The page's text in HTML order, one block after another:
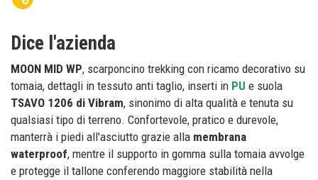
Dice l'azienda
MOON MID WP, scarponcino trekking con ricamo decorativo su
tomaia, dettagli in tessuto anti taglio, inserti in PU e suola
TSAVO 1206 di Vibram, sinonimo di alta qualità e tenuta su
qualsiasi tipo di terreno. Confortevole, pratico e durevole,
manterrà i piedi all'asciutto grazie alla membrana
waterproof, mentre il supporto in gomma sulla tomaia avvolge
e protegge il tallone conferendo maggiore stabilità nella